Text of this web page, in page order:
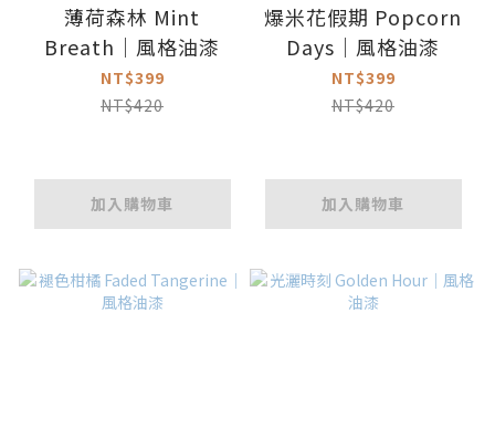
薄荷森林 Mint
Breath｜風格油漆
NT$399
NT$420
加入購物車
爆米花假期 Popcorn
Days｜風格油漆
NT$399
NT$420
加入購物車